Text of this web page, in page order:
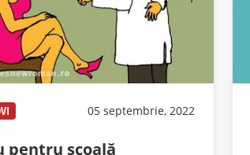
05 septembrie, 2022
pentru școală